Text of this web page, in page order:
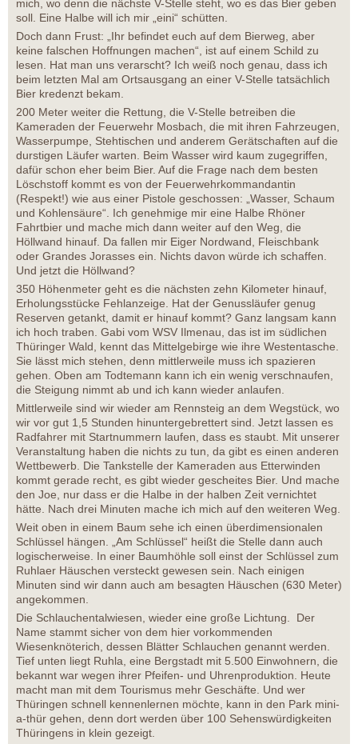
mich, wo denn die nächste V-Stelle steht, wo es das Bier geben
soll. Eine Halbe will ich mir „eini“ schütten.
Doch dann Frust: „Ihr befindet euch auf dem Bierweg, aber
keine falschen Hoffnungen machen“, ist auf einem Schild zu
lesen. Hat man uns verarscht? Ich weiß noch genau, dass ich
beim letzten Mal am Ortsausgang an einer V-Stelle tatsächlich
Bier kredenzt bekam.
200 Meter weiter die Rettung, die V-Stelle betreiben die
Kameraden der Feuerwehr Mosbach, die mit ihren Fahrzeugen,
Wasserpumpe, Stehtischen und anderem Gerätschaften auf die
durstigen Läufer warten. Beim Wasser wird kaum zugegriffen,
dafür schon eher beim Bier. Auf die Frage nach dem besten
Löschstoff kommt es von der Feuerwehrkommandantin
(Respekt!) wie aus einer Pistole geschossen: „Wasser, Schaum
und Kohlensäure“. Ich genehmige mir eine Halbe Rhöner
Fahrtbier und mache mich dann weiter auf den Weg, die
Höllwand hinauf. Da fallen mir Eiger Nordwand, Fleischbank
oder Grandes Jorasses ein. Nichts davon würde ich schaffen.
Und jetzt die Höllwand?
350 Höhenmeter geht es die nächsten zehn Kilometer hinauf,
Erholungsstücke Fehlanzeige. Hat der Genussläufer genug
Reserven getankt, damit er hinauf kommt? Ganz langsam kann
ich hoch traben. Gabi vom WSV Ilmenau, das ist im südlichen
Thüringer Wald, kennt das Mittelgebirge wie ihre Westentasche.
Sie lässt mich stehen, denn mittlerweile muss ich spazieren
gehen. Oben am Todtemann kann ich ein wenig verschnaufen,
die Steigung nimmt ab und ich kann wieder anlaufen.
Mittlerweile sind wir wieder am Rennsteig an dem Wegstück, wo
wir vor gut 1,5 Stunden hinuntergebrettert sind. Jetzt lassen es
Radfahrer mit Startnummern laufen, dass es staubt. Mit unserer
Veranstaltung haben die nichts zu tun, da gibt es einen anderen
Wettbewerb. Die Tankstelle der Kameraden aus Etterwinden
kommt gerade recht, es gibt wieder gescheites Bier. Und mache
den Joe, nur dass er die Halbe in der halben Zeit vernichtet
hätte. Nach drei Minuten mache ich mich auf den weiteren Weg.
Weit oben in einem Baum sehe ich einen überdimensionalen
Schlüssel hängen. „Am Schlüssel“ heißt die Stelle dann auch
logischerweise. In einer Baumhöhle soll einst der Schlüssel zum
Ruhlaer Häuschen versteckt gewesen sein. Nach einigen
Minuten sind wir dann auch am besagten Häuschen (630 Meter)
angekommen.
Die Schlauchentalwiesen, wieder eine große Lichtung. Der
Name stammt sicher von dem hier vorkommenden
Wiesenknöterich, dessen Blätter Schlauchen genannt werden.
Tief unten liegt Ruhla, eine Bergstadt mit 5.500 Einwohnern, die
bekannt war wegen ihrer Pfeifen- und Uhrenproduktion. Heute
macht man mit dem Tourismus mehr Geschäfte. Und wer
Thüringen schnell kennenlernen möchte, kann in den Park mini-
a-thür gehen, denn dort werden über 100 Sehenswürdigkeiten
Thüringens in klein gezeigt.